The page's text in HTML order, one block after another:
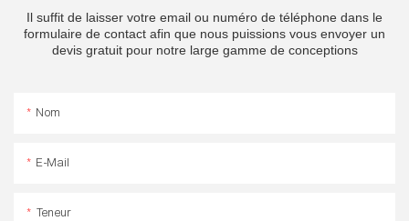
Il suffit de laisser votre email ou numéro de téléphone dans le
formulaire de contact afin que nous puissions vous envoyer un
devis gratuit pour notre large gamme de conceptions
Nom
E-Mail
Teneur